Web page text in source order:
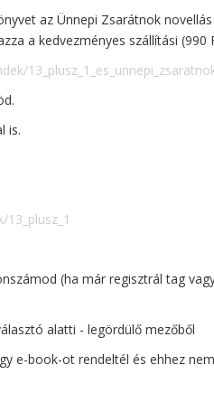
az Ünnepi Zsarátnok
a kedvezményes szállítási (990
is.
(ha már regisztrál tag
alatti - legördülő mezőből
e-book-ot rendeltél és ehhez